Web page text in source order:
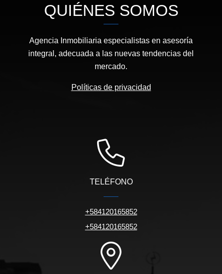
QUIÉNES SOMOS
Agencia Inmobiliaria especialistas en asesoría
integral, adecuada a las nuevas tendencias del
mercado.
Políticas de privacidad
TELÉFONO
+584120165852
+584120165852